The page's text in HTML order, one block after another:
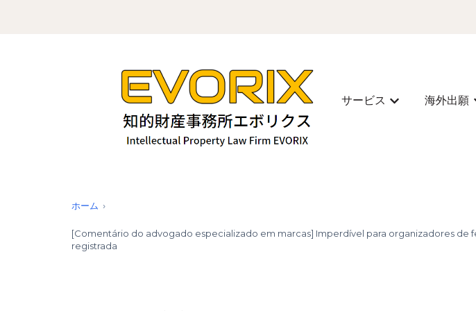
サービス
Mostrar
海外出願
ホーム
[Comentário do advogado especializado em marcas] Imperdível para organizadores de
registrada